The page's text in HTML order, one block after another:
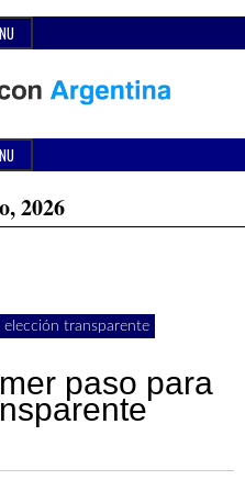
2026
elección transparente
paso para